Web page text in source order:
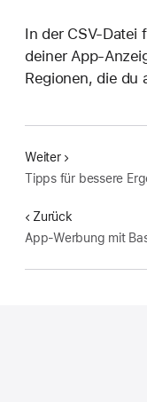
In der CSV-Datei
deiner App-
Regionen, die du
Zurück
App-Werbung mit
Weiter
Tipps für bessere